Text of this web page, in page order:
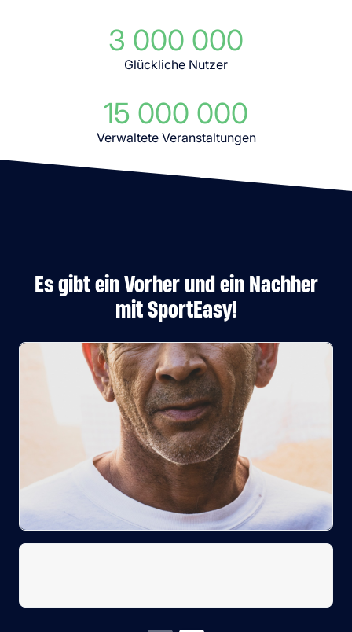
3 000 000
Glückliche Nutzer
15 000 000
Verwaltete Veranstaltungen
Es gibt ein Vorher und ein Nachher
mit SportEasy!